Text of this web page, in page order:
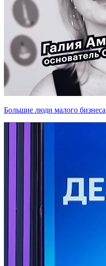
Большие люди малого бизнеса